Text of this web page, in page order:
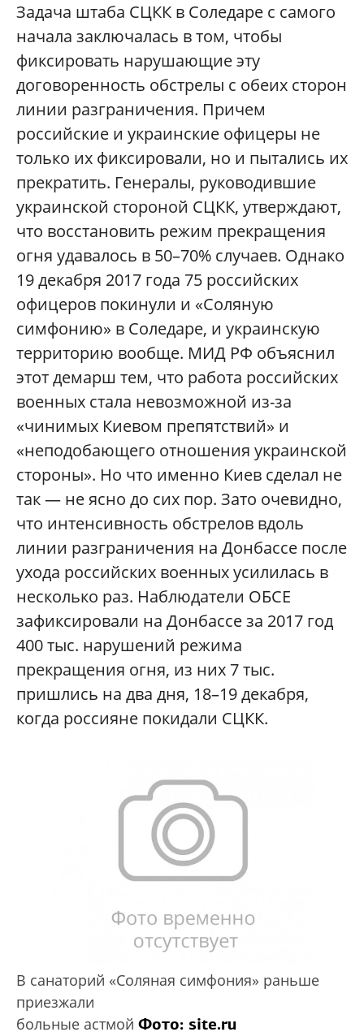
Задача штаба СЦКК в Соледаре с самого
начала заключалась в том, чтобы
фиксировать нарушающие эту
договоренность обстрелы с обеих сторон
линии разграничения. Причем
российские и украинские офицеры не
только их фиксировали, но и пытались их
прекратить. Генералы, руководившие
украинской стороной СЦКК, утверждают,
что восстановить режим прекращения
огня удавалось в 50–70% случаев. Однако
19 декабря 2017 года 75 российских
офицеров покинули и «Соляную
симфонию» в Соледаре, и украинскую
территорию вообще. МИД РФ объяснил
этот демарш тем, что работа российских
военных стала невозможной из-за
«чинимых Киевом препятствий» и
«неподобающего отношения украинской
стороны». Но что именно Киев сделал не
так — не ясно до сих пор. Зато очевидно,
что интенсивность обстрелов вдоль
линии разграничения на Донбассе после
ухода российских военных усилилась в
несколько раз. Наблюдатели ОБСЕ
зафиксировали на Донбассе за 2017 год
400 тыс. нарушений режима
прекращения огня, из них 7 тыс.
пришлись на два дня, 18–19 декабря,
когда россияне покидали СЦКК.
В санаторий «Соляная симфония» раньше
приезжали
больные астмой Фото: site.ru